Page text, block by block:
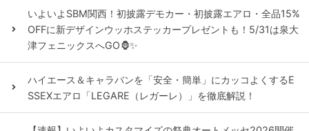
いよいよSBM関西！初披露デモカー・初披露エアロ・全品15%
OFFに新デザインウッホステッカープレゼントも！5/31は泉大
津フェニックスへGO🦍✨
ハイエース＆キャラバンを「安全・簡単」にカッコよくするE
SSEXエアロ「LEGARE（レガーレ）」を徹底解説！